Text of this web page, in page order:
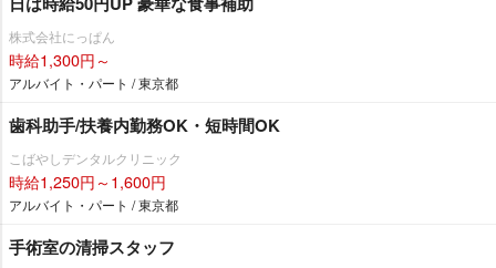
株式会社にっぱん
時給1,300円～
アルバイト・パート / 東京都
歯科助手/扶養内勤務OK・短時間OK
こばやしデンタルクリニック
時給1,250円～1,600円
アルバイト・パート / 東京都
手術室の清掃スタッフ